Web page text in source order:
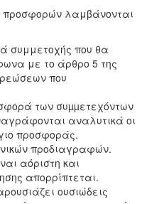
προσφορών λαμβάνονται
συμμετοχής που θα
με το άρθρο 5 της
που
των συµµετεχόντων
αναλυτικά οι
προσφοράς.
προδιαγραφών.
αόριστη και
απορρίπτεται.
ουσιώδεις